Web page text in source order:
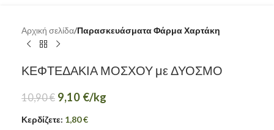
Αρχική σελίδα Παρασκευάσματα Φάρμα Χαρτάκη
ΚΕΦΤΕΔΑΚΙΑ ΜΟΣΧΟΥ με ΔΥΟΣΜΟ
10,90€ 9,10 €/kg
Κερδίζετε: 1,80€